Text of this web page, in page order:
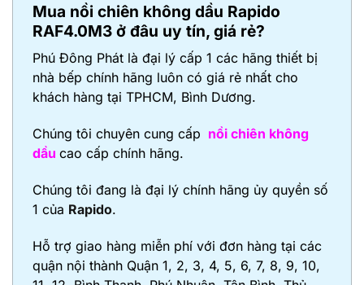
Mua nồi chiên không dầu Rapido
RAF4.0M3 ở đâu uy tín, giá rẻ?
Phú Đông Phát là đại lý cấp 1 các hãng thiết bị
nhà bếp chính hãng luôn có giá rẻ nhất cho
khách hàng tại TPHCM, Bình Dương.
Chúng tôi chuyên cung cấp nồi chiên không
dầu cao cấp chính hãng.
Chúng tôi đang là đại lý chính hãng ủy quyền số
1 của Rapido.
Hỗ trợ giao hàng miễn phí với đơn hàng tại các
quận nội thành Quận 1, 2, 3, 4, 5, 6, 7, 8, 9, 10,